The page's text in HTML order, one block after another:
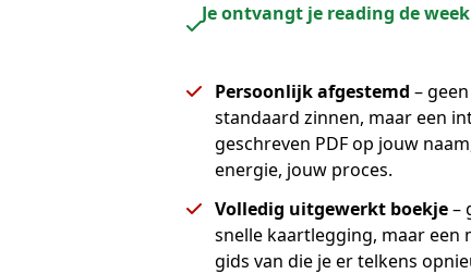
Je ontvangt je reading de
Persoonlijk afgestemd – geen
standaard zinnen, maar een
geschreven PDF op jouw
energie, jouw proces.
Volledig uitgewerkt boekje–
snelle kaartlegging, maar een
gids van die je er telkens